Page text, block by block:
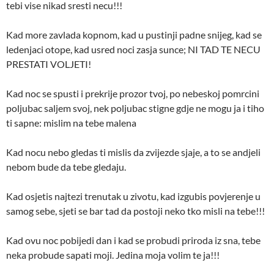
tebi vise nikad sresti necu!!!
Kad more zavlada kopnom, kad u pustinji padne snijeg, kad se
ledenjaci otope, kad usred noci zasja sunce; NI TAD TE NECU
PRESTATI VOLJETI!
Kad noc se spusti i prekrije prozor tvoj, po nebeskoj pomrcini
poljubac saljem svoj, nek poljubac stigne gdje ne mogu ja i tiho
ti sapne: mislim na tebe malena
Kad nocu nebo gledas ti mislis da zvijezde sjaje, a to se andjeli
nebom bude da tebe gledaju.
Kad osjetis najtezi trenutak u zivotu, kad izgubis povjerenje u
samog sebe, sjeti se bar tad da postoji neko tko misli na tebe!!!
Kad ovu noc pobijedi dan i kad se probudi priroda iz sna, tebe
neka probude sapati moji. Jedina moja volim te ja!!!